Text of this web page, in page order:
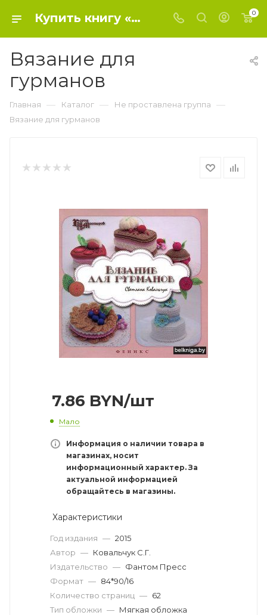
Купить книгу «Вязание для гурманов» 2015, Ковальчук С.Г. - Не проставлена группа 0
Вязание для
гурманов
Главная — Каталог — Не проставлена группа —
Вязание для гурманов
7.86 BYN/шт
Мало
Информация о наличии товара в
магазинах, носит
информационный характер. За
актуальной информацией
обращайтесь в магазины.
Характеристики
Год издания — 2015
Автор — Ковальчук С.Г.
Издательство — Фантом Пресс
Формат — 84*90/16
Количество страниц — 62
Тип обложки — Мягкая обложка